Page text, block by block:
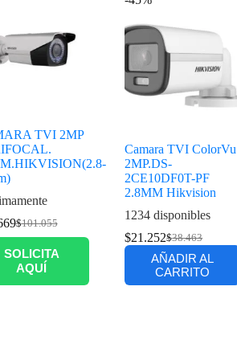
TVI 2MP
$101.055
SOLICITA
AQUÍ
Camara TVI ColorVu
2MP.DS-
2CE10DF0T-PF
2.8MM Hikvision
1234 disponibles
$38.463
$21.252
AÑADIR AL
CARRITO